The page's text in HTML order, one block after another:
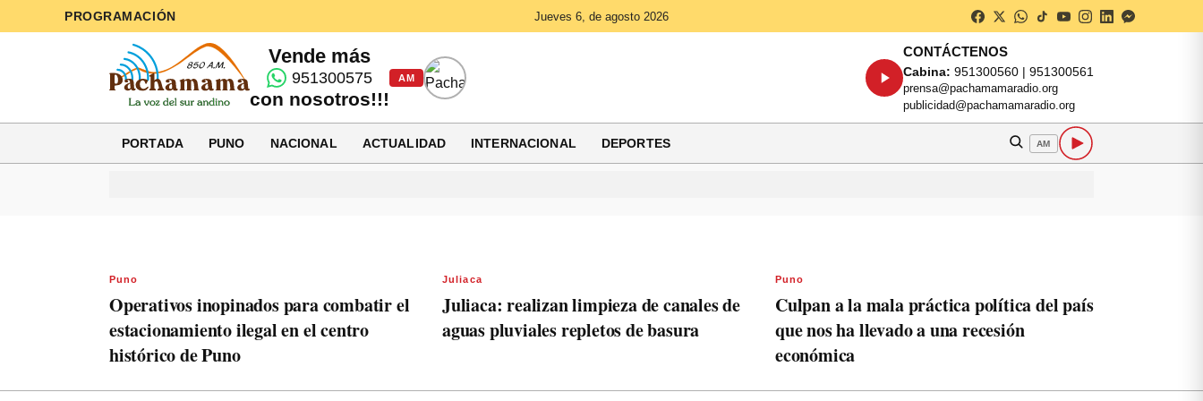
PROGRAMACIÓN Jueves 6, de agosto 2026
Vende más
951300575
con nosotros!!!
AM
CONTÁCTENOS
Cabina: 951300560 | 951300561
prensa@pachamamaradio.org
publicidad@pachamamaradio.org
PORTADA PUNO NACIONAL ACTUALIDAD INTERNACIONAL DEPORTES AM
Puno
Operativos inopinados para combatir el
estacionamiento ilegal en el centro
histórico de Puno
Juliaca
Juliaca: realizan limpieza de canales de
aguas pluviales repletos de basura
Puno
Culpan a la mala práctica política del país
que nos ha llevado a una recesión
económica